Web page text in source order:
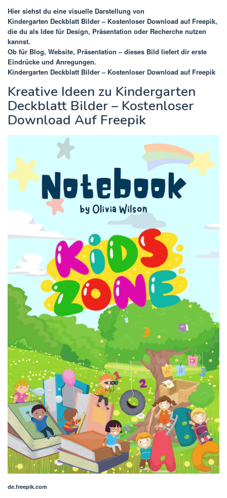
Hier siehst du eine visuelle Darstellung von
Kindergarten Deckblatt Bilder – Kostenloser Download auf Freepik,
die du als Idee für Design, Präsentation oder Recherche nutzen
kannst.
Ob für Blog, Website, Präsentation – dieses Bild liefert dir erste
Eindrücke und Anregungen.
Kindergarten Deckblatt Bilder – Kostenloser Download auf Freepik
Kreative Ideen zu Kindergarten
Deckblatt Bilder – Kostenloser
Download Auf Freepik
de.freepik.com